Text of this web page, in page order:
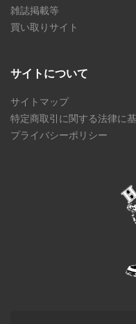
雑誌掲載等
買い取りサイト
サイトについて
サイトマップ
特定商取引に関する法律に
プライバシーポリシー